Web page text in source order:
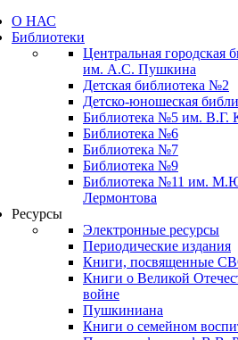
О НАС
Библиотеки
Центральная городская
им. А.С. Пушкина
Детская библиотека №2
Детско-юношеская
Библиотека №5 им. В.Г.
Библиотека №6
Библиотека №7
Библиотека №9
Библиотека №11 им.
Лермонтова
Ресурсы
Электронные ресурсы
Периодические издания
Книги, посвященные
Книги о Великой
войне
Пушкиниана
Книги о семейном